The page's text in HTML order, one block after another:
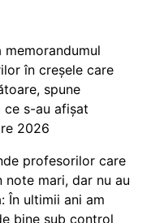
în creșele care
spune
ce s-au afișat
2026
profesorilor care
mari, dar nu au
În ultimii ani am
bine sub control